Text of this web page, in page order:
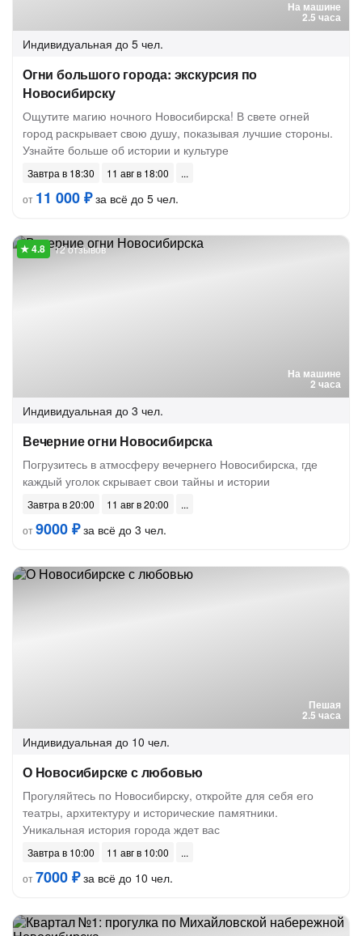
На машине
2.5 часа
Индивидуальная до 5 чел.
Огни большого города: экскурсия по
Новосибирску
Ощутите магию ночного Новосибирска! В свете огней
город раскрывает свою душу, показывая лучшие стороны.
Узнайте больше об истории и культуре
Завтра в 18:30
11 авг в 18:00
от 11 000 ₽за всё до 5 чел.
На машине
2 часа
12 отзывов
Индивидуальная до 3 чел.
Вечерние огни Новосибирска
Погрузитесь в атмосферу вечернего Новосибирска, где
каждый уголок скрывает свои тайны и истории
Завтра в 20:00
11 авг в 20:00
от9000 ₽за всё до 3 чел.
Пешая
2.5 часа
Индивидуальная до 10 чел.
О Новосибирске с любовью
Прогуляйтесь по Новосибирску, откройте для себя его
театры, архитектуру и исторические памятники.
Уникальная история города ждет вас
Завтра в 10:00
11 авг в 10:00
от7000 ₽за всё до 10 чел.